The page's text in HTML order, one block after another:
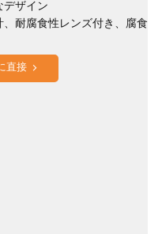
デザイン
耐腐食性レンズ付き、腐食
直接